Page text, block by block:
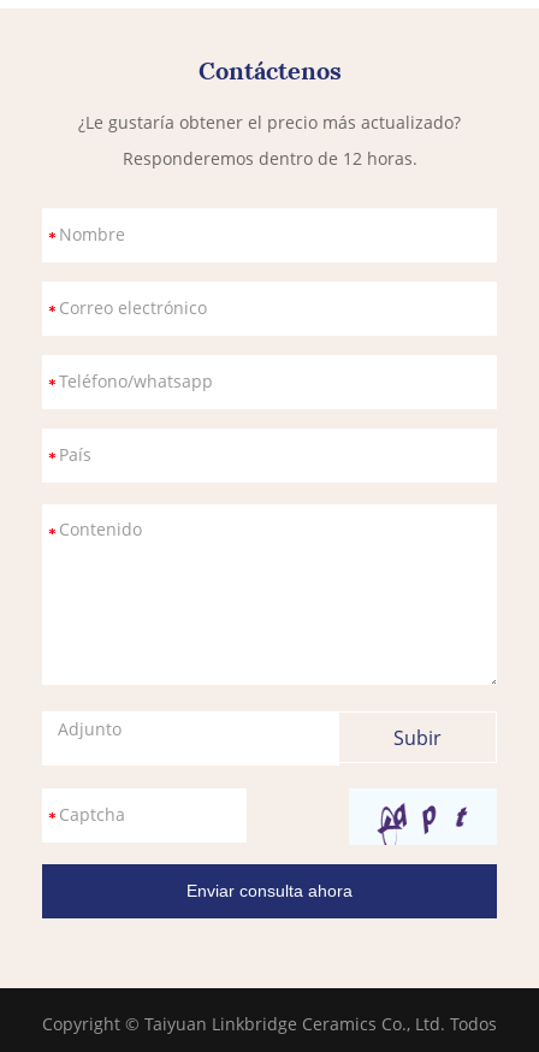
Contáctenos
¿Le gustaría obtener el precio más actualizado?
Responderemos dentro de 12 horas.
Adjunto
Copyright © Taiyuan Linkbridge Ceramics Co., Ltd. Todos